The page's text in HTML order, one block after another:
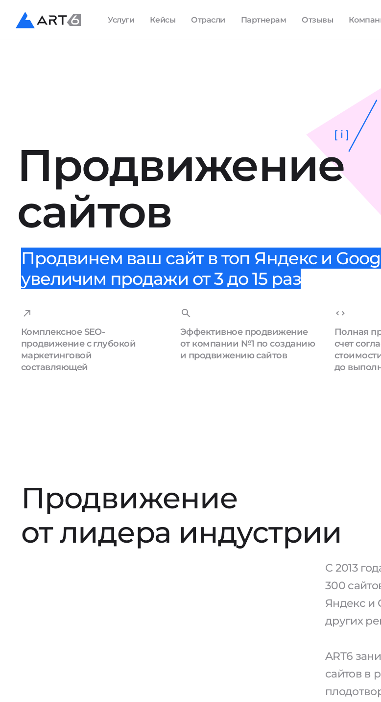
Услуги Кейсы Отрасли Партнерам Отзывы
Продвижение
сайтов
[ i ]
Продвинем ваш сайт в топ Яндекс и
увеличим продажи от 3 до 15 раз
Комплексное SEO-
продвижение с глубокой
маркетинговой
составляющей
Эффективное продвижение
от компании №1 по созданию
и продвижению сайтов
Полная
счет
до
Продвижение
от лидера индустрии
С 2013
300
Яндекс и
других
ART6
сайтов в